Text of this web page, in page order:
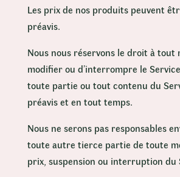
Les prix de nos produits peuvent
préavis.
Nous nous réservons le droit à tout
modifier ou d’interrompre le
toute partie ou tout contenu du
préavis et en tout temps.
Nous ne serons pas responsables
toute autre tierce partie de toute
prix, suspension ou interruption du